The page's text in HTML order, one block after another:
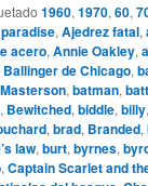
1960, 1970, 60,
, Ajedrez fatal,
acero, Annie Oakley,
Ballinger de Chicago,
, batman,
, Bewitched, biddle, billy,
, brad, Branded,
law, burt, byrnes,
, Captain Scarlet and